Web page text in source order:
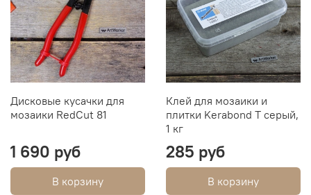
Дисковые кусачки для
мозаики RedCut 81
1 690 руб
В корзину
Клей для мозаики и
плитки Kerabond T серый,
1 кг
285 руб
В корзину